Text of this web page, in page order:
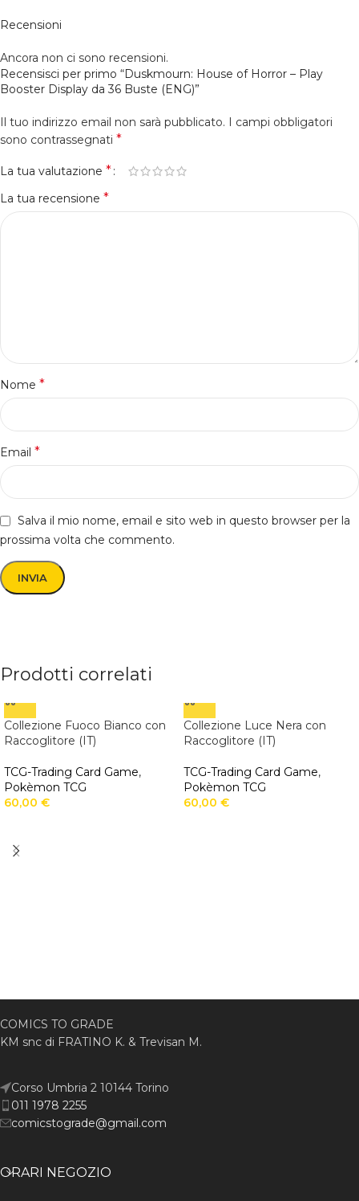
Recensioni
Ancora non ci sono recensioni.
Recensisci per primo “Duskmourn: House of Horror – Play
Booster Display da 36 Buste (ENG)”
Il tuo indirizzo email non sarà pubblicato. I campi obbligatori
sono contrassegnati *
La tua valutazione *
La tua recensione *
Nome *
Email *
Salva il mio nome, email e sito web in questo browser per la
prossima volta che commento.
Prodotti correlati
Collezione Fuoco Bianco con
Raccoglitore (IT)
TCG-Trading Card Game,
Pokèmon TCG
60,00 €
Collezione Luce Nera con
Raccoglitore (IT)
TCG-Trading Card Game,
Pokèmon TCG
60,00 €
COMICS TO GRADE
KM snc di FRATINO K. & Trevisan M.
Corso Umbria 2 10144 Torino
011 1978 2255
comicstograde@gmail.com
ORARI NEGOZIO